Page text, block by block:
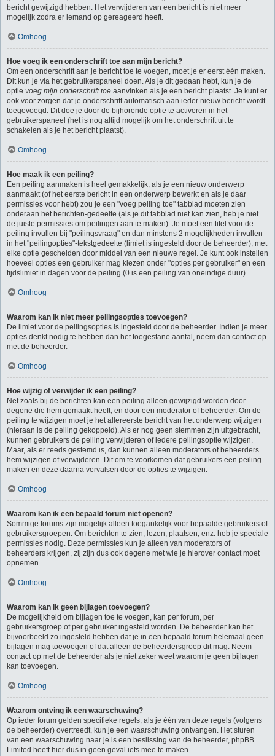
bericht gewijzigd hebben. Het verwijderen van een bericht is niet meer
mogelijk zodra er iemand op gereageerd heeft.
Omhoog
Hoe voeg ik een onderschrift toe aan mijn bericht?
Om een onderschrift aan je bericht toe te voegen, moet je er eerst één maken.
Dit kun je via het gebruikerspaneel doen. Als je dit gedaan hebt, kun je de
optie voeg mijn onderschrift toe aanvinken als je een bericht plaatst. Je kunt er
ook voor zorgen dat je onderschrift automatisch aan ieder nieuw bericht wordt
toegevoegd. Dit doe je door de bijhorende optie te activeren in het
gebruikerspaneel (het is nog altijd mogelijk om het onderschrift uit te
schakelen als je het bericht plaatst).
Omhoog
Hoe maak ik een peiling?
Een peiling aanmaken is heel gemakkelijk, als je een nieuw onderwerp
aanmaakt (of het eerste bericht in een onderwerp bewerkt en als je daar
permissies voor hebt) zou je een "voeg peiling toe" tabblad moeten zien
onderaan het berichten-gedeelte (als je dit tabblad niet kan zien, heb je niet
de juiste permissies om peilingen aan te maken). Je moet een titel voor de
peiling invullen bij "peilingsvraag" en dan minstens 2 mogelijkheden invullen
in het "peilingopties"-tekstgedeelte (limiet is ingesteld door de beheerder), met
elke optie gescheiden door middel van een nieuwe regel. Je kunt ook instellen
hoeveel opties een gebruiker mag kiezen onder "opties per gebruiker" en een
tijdslimiet in dagen voor de peiling (0 is een peiling van oneindige duur).
Omhoog
Waarom kan ik niet meer peilingsopties toevoegen?
De limiet voor de peilingsopties is ingesteld door de beheerder. Indien je meer
opties denkt nodig te hebben dan het toegestane aantal, neem dan contact op
met de beheerder.
Omhoog
Hoe wijzig of verwijder ik een peiling?
Net zoals bij de berichten kan een peiling alleen gewijzigd worden door
degene die hem gemaakt heeft, en door een moderator of beheerder. Om de
peiling te wijzigen moet je het allereerste bericht van het onderwerp wijzigen
(hieraan is de peiling gekoppeld). Als er nog geen stemmen zijn uitgebracht,
kunnen gebruikers de peiling verwijderen of iedere peilingsoptie wijzigen.
Maar, als er reeds gestemd is, dan kunnen alleen moderators of beheerders
hem wijzigen of verwijderen. Dit om te voorkomen dat gebruikers een peiling
maken en deze daarna vervalsen door de opties te wijzigen.
Omhoog
Waarom kan ik een bepaald forum niet openen?
Sommige forums zijn mogelijk alleen toegankelijk voor bepaalde gebruikers of
gebruikersgroepen. Om berichten te zien, lezen, plaatsen, enz. heb je speciale
permissies nodig. Deze permissies kun je alleen van moderators of
beheerders krijgen, zij zijn dus ook degene met wie je hierover contact moet
opnemen.
Omhoog
Waarom kan ik geen bijlagen toevoegen?
De mogelijkheid om bijlagen toe te voegen, kan per forum, per
gebruikersgroep of per gebruiker ingesteld worden. De beheerder kan het
bijvoorbeeld zo ingesteld hebben dat je in een bepaald forum helemaal geen
bijlagen mag toevoegen of dat alleen de beheerdersgroep dit mag. Neem
contact op met de beheerder als je niet zeker weet waarom je geen bijlagen
kan toevoegen.
Omhoog
Waarom ontving ik een waarschuwing?
Op ieder forum gelden specifieke regels, als je één van deze regels (volgens
de beheerder) overtreedt, kun je een waarschuwing ontvangen. Het sturen
van een waarschuwing naar je is een beslissing van de beheerder, phpBB
Limited heeft hier dus in geen geval iets mee te maken.